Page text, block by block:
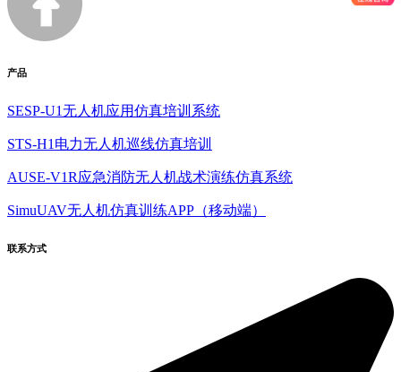
产品
SESP-U1无人机应用仿真培训系统
STS-H1电力无人机巡线仿真培训
AUSE-V1R应急消防无人机战术演练仿真系统
SimuUAV无人机仿真训练APP（移动端）
联系方式